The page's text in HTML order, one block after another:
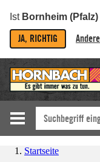
Ist Bornheim (Pfalz)
JA, RICHTIG
Startseite